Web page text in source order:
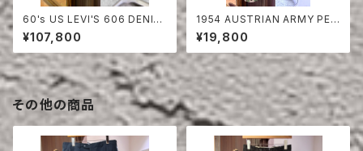
60's US LEVI'S 606 DENIM
PANTS
¥107,800
1954 AUSTRIAN ARMY PEA
DOT CAMO FIERD PANTS
¥19,800
その他の商品